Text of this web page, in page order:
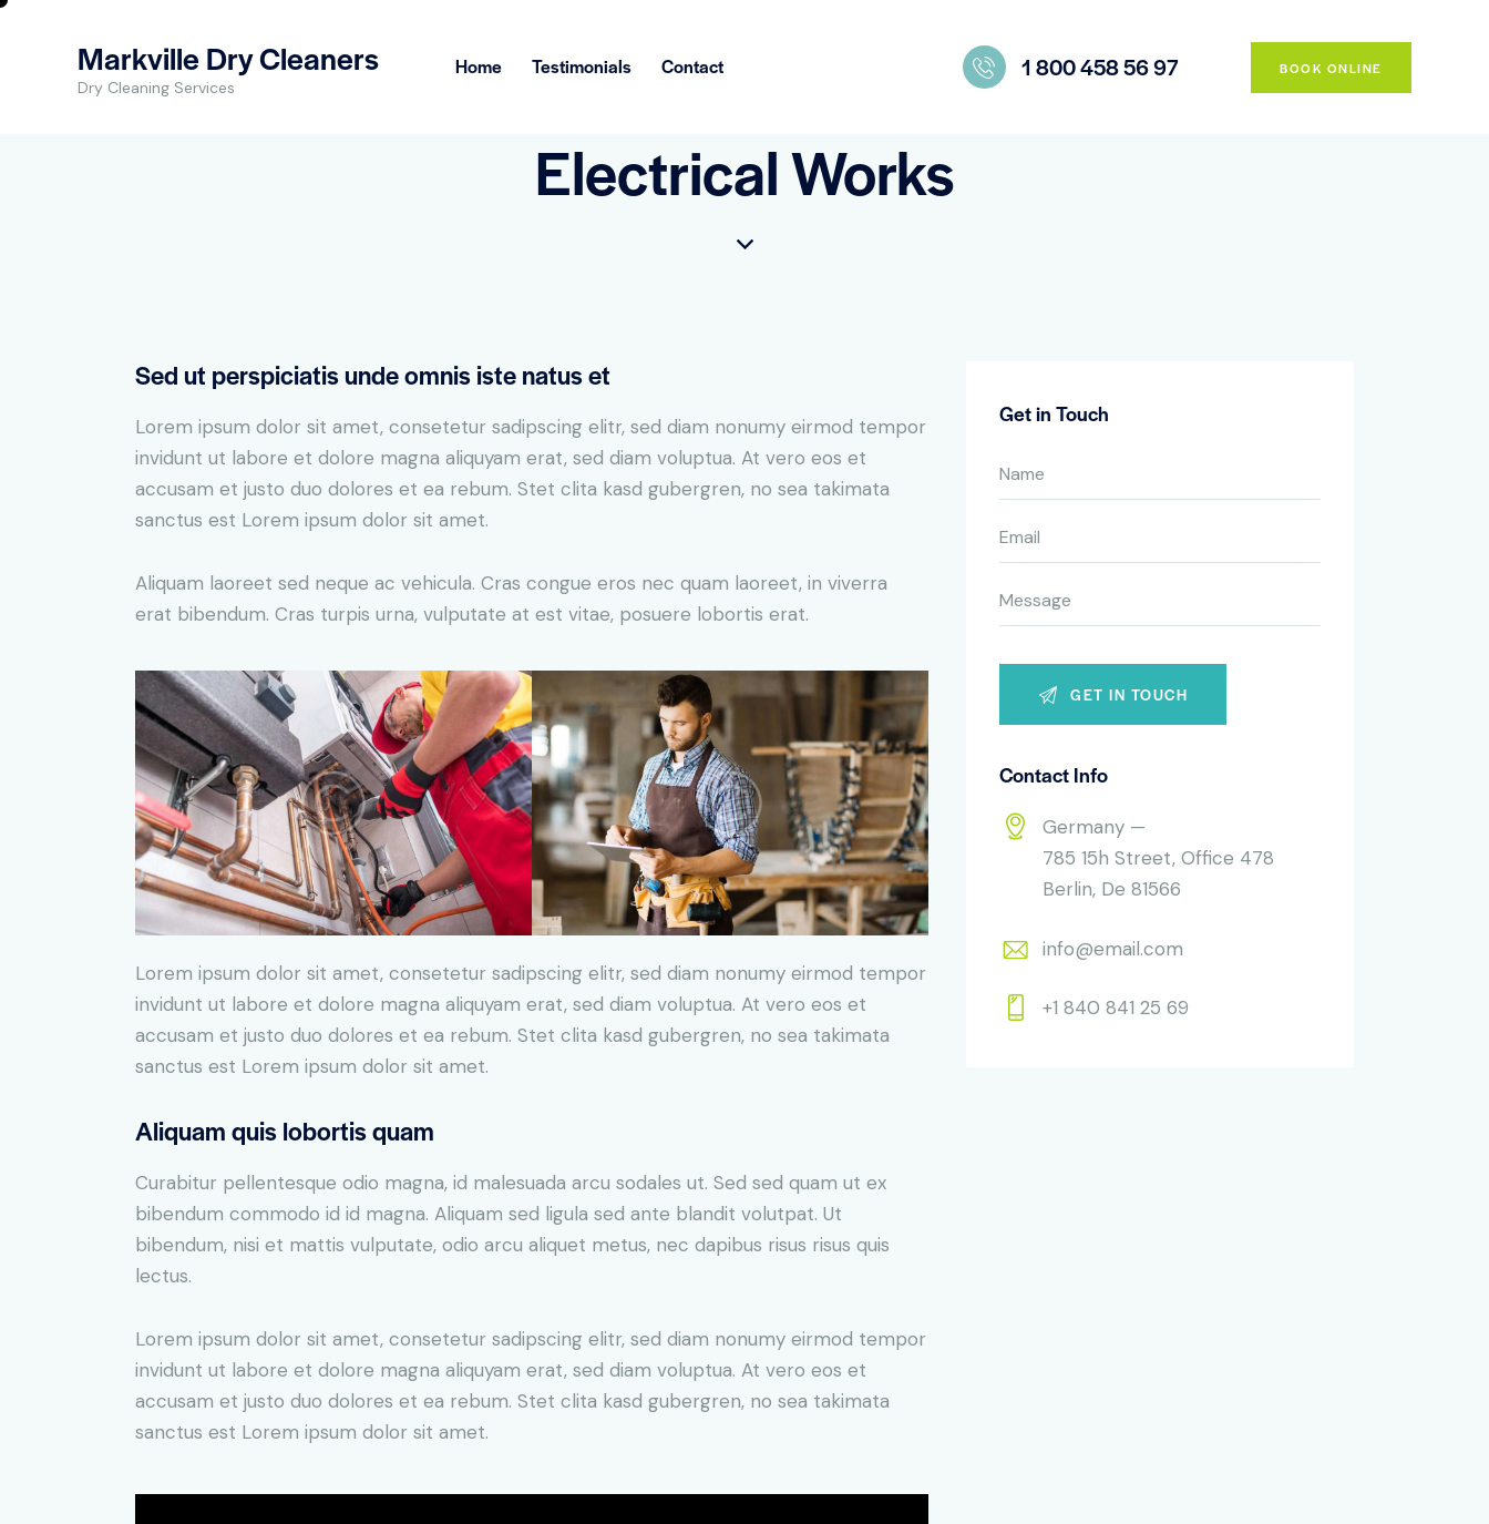
Markville Dry Cleaners
Dry Cleaning Services
Home Testimonials Contact 1 800 458 56 97 BOOK ONLINE
Electrical Works
Sed ut perspiciatis unde omnis iste natus et
Lorem ipsum dolor sit amet, consetetur sadipscing elitr, sed diam nonumy eirmod tempor
invidunt ut labore et dolore magna aliquyam erat, sed diam voluptua. At vero eos et
accusam et justo duo dolores et ea rebum. Stet clita kasd gubergren, no sea takimata
sanctus est Lorem ipsum dolor sit amet.
Aliquam laoreet sed neque ac vehicula. Cras congue eros nec quam laoreet, in viverra
erat bibendum. Cras turpis urna, vulputate at est vitae, posuere lobortis erat.
Lorem ipsum dolor sit amet, consetetur sadipscing elitr, sed diam nonumy eirmod tempor
invidunt ut labore et dolore magna aliquyam erat, sed diam voluptua. At vero eos et
accusam et justo duo dolores et ea rebum. Stet clita kasd gubergren, no sea takimata
sanctus est Lorem ipsum dolor sit amet.
Aliquam quis lobortis quam
Curabitur pellentesque odio magna, id malesuada arcu sodales ut. Sed sed quam ut ex
bibendum commodo id id magna. Aliquam sed ligula sed ante blandit volutpat. Ut
bibendum, nisi et mattis vulputate, odio arcu aliquet metus, nec dapibus risus risus quis
lectus.
Lorem ipsum dolor sit amet, consetetur sadipscing elitr, sed diam nonumy eirmod tempor
invidunt ut labore et dolore magna aliquyam erat, sed diam voluptua. At vero eos et
accusam et justo duo dolores et ea rebum. Stet clita kasd gubergren, no sea takimata
sanctus est Lorem ipsum dolor sit amet.
Get in Touch
Contact Info
Germany —
785 15h Street, Office 478
Berlin, De 81566
info@email.com
+1 840 841 25 69